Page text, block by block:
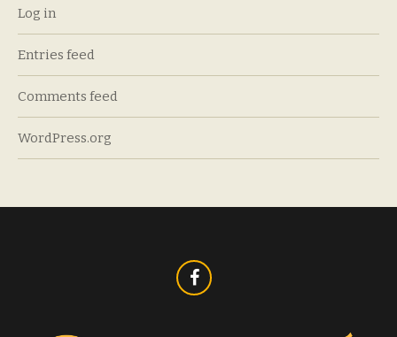
Log in
Entries feed
Comments feed
WordPress.org